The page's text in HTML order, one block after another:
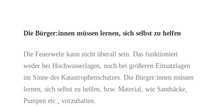
Die Bürger:innen müssen lernen, sich selbst zu helfen
Die Feuerwehr kann nicht überall sein. Das funktioniert
weder bei Hochwasserlagen, noch bei größeren Einsatzlagen
im Sinne des Katastrophenschutzes. Die Bürger:innen müssen
lernen, sich selbst zu helfen, bzw. Material, wie Sandsäcke,
Pumpen etc., vorzuhalten.